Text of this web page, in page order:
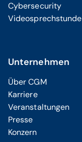
Cybersecurity
Videosprechstunde
Unternehmen
Über CGM
Karriere
Veranstaltungen
Presse
Konzern